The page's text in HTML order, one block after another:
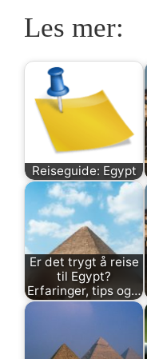
Les mer:
Reiseguide: Egypt
Er det trygt å reise
til Egypt?
Erfaringer, tips og…